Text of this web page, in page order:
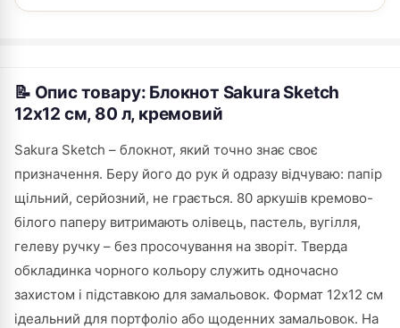
📝 Опис товару: Блокнот Sakura Sketch
12х12 см, 80 л, кремовий
Sakura Sketch – блокнот, який точно знає своє
призначення. Беру його до рук й одразу відчуваю: папір
щільний, серйозний, не грається. 80 аркушів кремово-
білого паперу витримають олівець, пастель, вугілля,
гелеву ручку – без просочування на зворіт. Тверда
обкладинка чорного кольору служить одночасно
захистом і підставкою для замальовок. Формат 12х12 см
ідеальний для портфоліо або щоденних замальовок. На